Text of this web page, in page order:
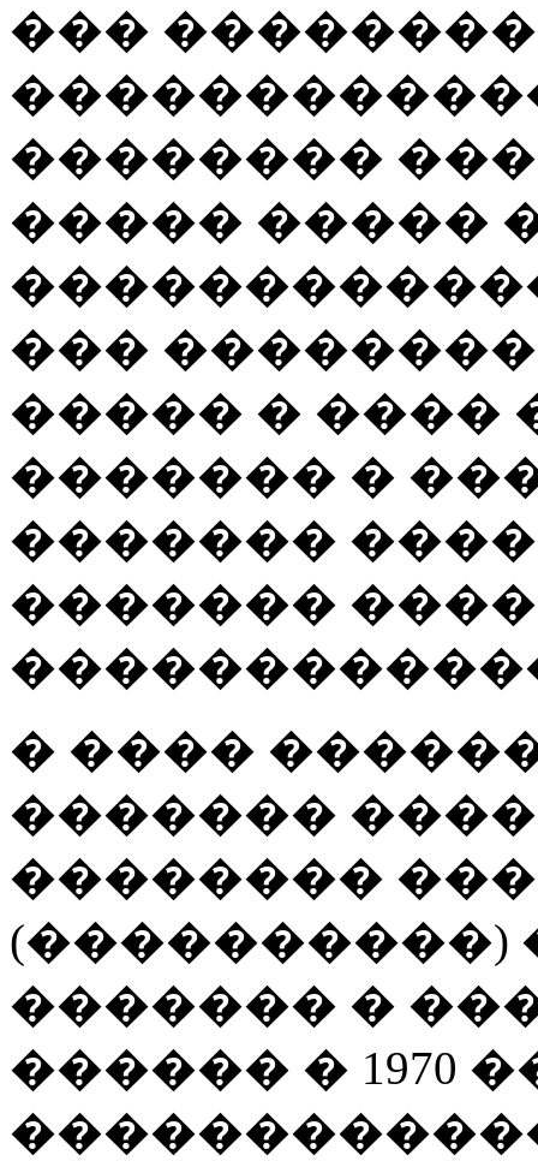
���
��������
����� �����
���
����� � ����
������� �
�������
�������
� ����
�������
��������
������� �
������ � 1970